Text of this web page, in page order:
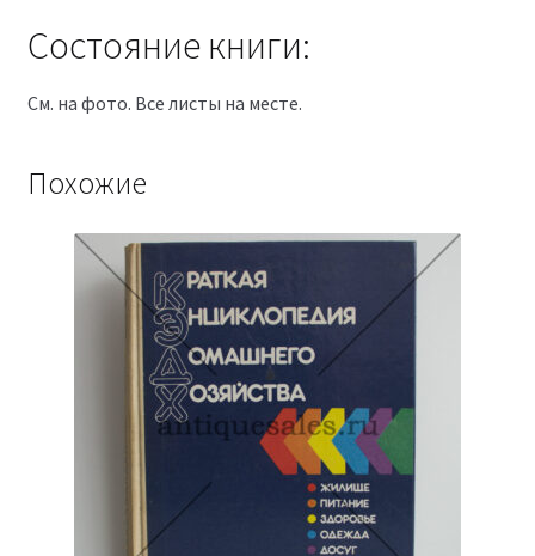
Состояние книги:
См. на фото. Все листы на месте.
Похожие